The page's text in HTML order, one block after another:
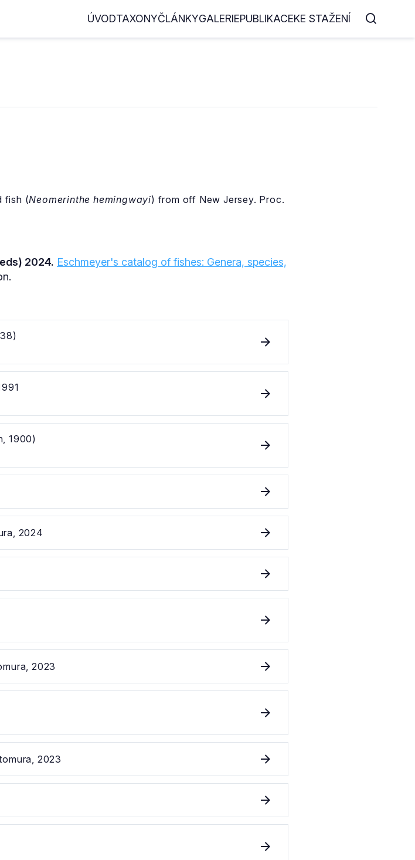
ÚVODTAXONYČLÁNKYGALERIEPUBLIKACEKE STAŽENÍ
fish (Neomerinthe hemingwayi) from off New Jersey. Proc.
2024. Eschmeyer's catalog of fishes: Genera, species,
1900)
2024
2023
2023